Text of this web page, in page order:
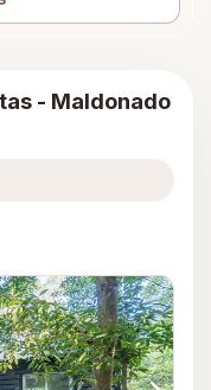
- Maldonado